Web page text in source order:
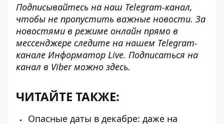
Подписывайтесь на наш Telegram-канал,
чтобы не пропустить важные новости. За
новостями в режиме онлайн прямо в
мессенджере следите на нашем Telegram-
канале Информатор Live. Подписаться на
канал в Viber можно здесь.
ЧИТАЙТЕ ТАКЖЕ:
Опасные даты в декабре: даже на